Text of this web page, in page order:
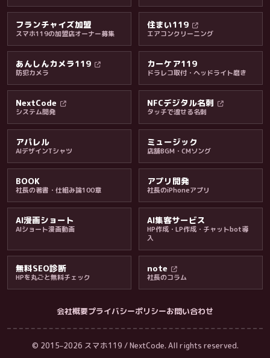
料金・保証・ご案内
フランチャイズ加盟
スマホ119の加盟店オーナー募集
住まい119
エアコンクリーニング
あんしんカメラ119
防犯カメラ
カーケア119
ドラレコ取付・ヘッドライト磨き
NextCode
システム開発
NFCデジタル名刺
タッチで渡せる名刺
アパレル
AIデザインTシャツ
ミュージック
店舗BGM・CMソング
BOOK
社長の著書・仕組み論100章
アプリ開発
社長のiPhoneアプリ
AI漫画ショート
AIショート漫画動画
AI集客サービス
HP作成・LP作成・チャットbot導
入
無料SEO診断
HPを丸ごと無料チェック
note
社長のコラム
会社概要プライバシーポリシーお問い合わせ
© 2015–2026 スマホ119 / NextCode. All rights reserved.